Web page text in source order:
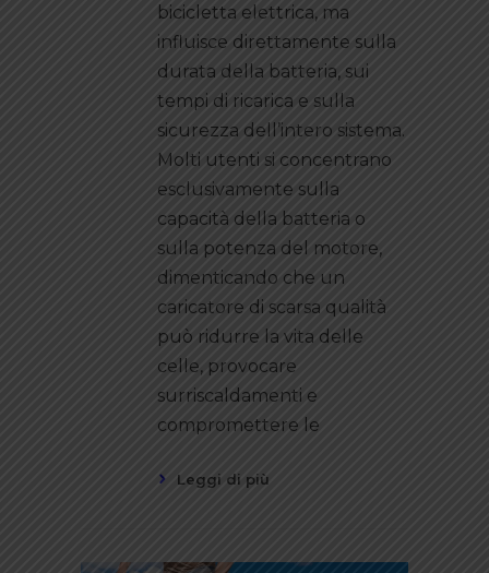
bicicletta elettrica, ma
influisce direttamente sulla
durata della batteria, sui
tempi di ricarica e sulla
sicurezza dell’intero sistema.
Molti utenti si concentrano
esclusivamente sulla
capacità della batteria o
sulla potenza del motore,
dimenticando che un
caricatore di scarsa qualità
può ridurre la vita delle
celle, provocare
surriscaldamenti e
compromettere le
Leggi di più